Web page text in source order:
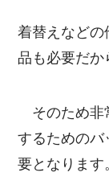
着替えなどの
品も必要だか
そのため非
するためのバ
要となります